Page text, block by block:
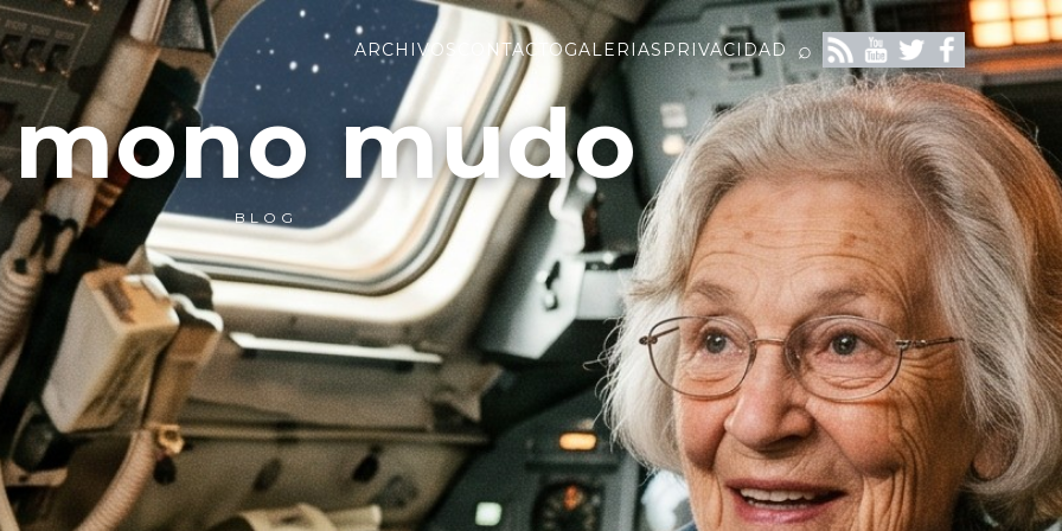
ARCHIVOS CONTACTOGALERIASPRIVACIDAD ⌕
mudo
BLOG